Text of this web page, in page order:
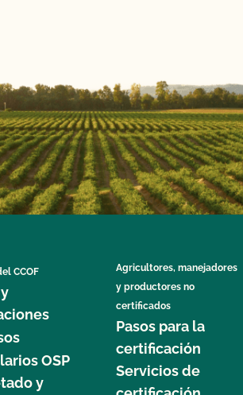
CCOF
OSP
y
Agricultores, manejadores
y productores no
certificados
Pasos para la
certificación
Servicios de